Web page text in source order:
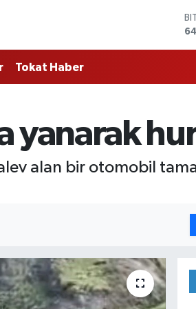
Tokat Haber
yanarak
alan bir otomobil